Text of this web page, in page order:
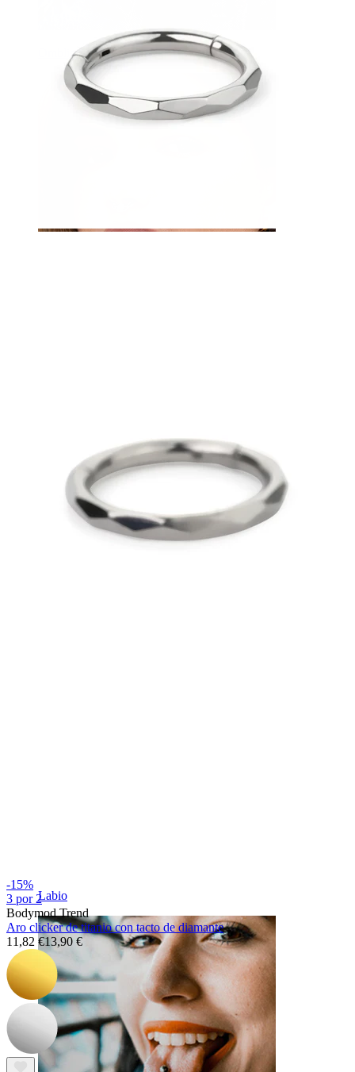
Ombligo
Labio
-15%
3 por 2
Bodymod Trend
Aro clicker de titanio con tacto de diamante
11,82 €13,90 €